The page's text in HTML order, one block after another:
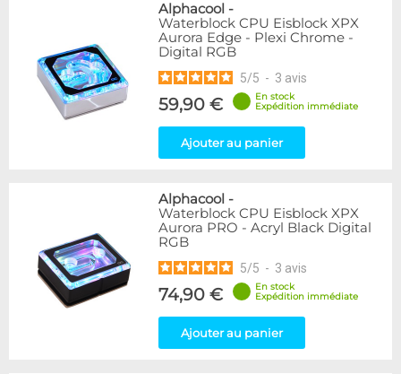
Alphacool -
Waterblock CPU Eisblock XPX
Aurora Edge - Plexi Chrome -
Digital RGB
5/5 - 3 avis
59,90 €
En stock
Expédition immédiate
Ajouter au panier
Alphacool -
Waterblock CPU Eisblock XPX
Aurora PRO - Acryl Black Digital
RGB
5/5 - 3 avis
74,90 €
En stock
Expédition immédiate
Ajouter au panier